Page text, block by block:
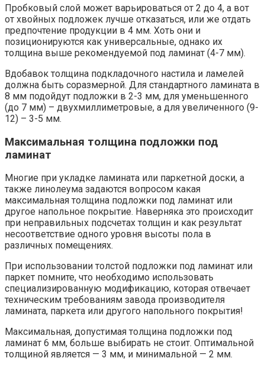
Пробковый слой может варьироваться от 2 до 4, а вот
от хвойных подложек лучше отказаться, или же отдать
предпочтение продукции в 4 мм. Хоть они и
позиционируются как универсальные, однако их
толщина выше рекомендуемой под ламинат (4-7 мм).
Вдобавок толщина подкладочного настила и ламелей
должна быть соразмерной. Для стандартного ламината в
8 мм подойдут подложки в 2-3 мм, для уменьшенного
(до 7 мм) – двухмиллиметровые, а для увеличенного (9-
12) – 3-5 мм.
Максимальная толщина подложки под
ламинат
Многие при укладке ламината или паркетной доски, а
также линолеума задаются вопросом какая
максимальная толщина подложки под ламинат или
другое напольное покрытие. Наверняка это происходит
при неправильных подсчетах толщин и как результат
несоответствие одного уровня высоты пола в
различных помещениях.
При использовании толстой подложки под ламинат или
паркет помните, что необходимо использовать
специализированную модификацию, которая отвечает
техническим требованиям завода производителя
ламината, паркета или другого напольного покрытия!
Максимальная, допустимая толщина подложки под
ламинат 6 мм, больше выбирать не стоит. Оптимальной
толщиной является — 3 мм, и минимальной — 2 мм.